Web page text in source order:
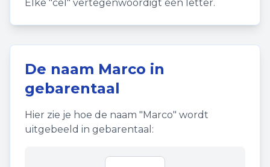
Elke "cel" vertegenwoordigt één letter.
De naam Marco in
gebarentaal
Hier zie je hoe de naam "Marco" wordt
uitgebeeld in gebarentaal: